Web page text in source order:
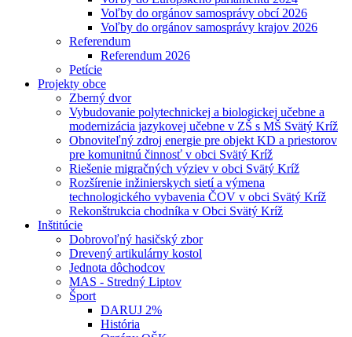
Voľby do orgánov samosprávy obcí 2026
Voľby do orgánov samosprávy krajov 2026
Referendum
Referendum 2026
Petície
Projekty obce
Zberný dvor
Vybudovanie polytechnickej a biologickej učebne a
modernizácia jazykovej učebne v ZŠ s MŠ Svätý Kríž
Obnoviteľný zdroj energie pre objekt KD a priestorov
pre komunitnú činnosť v obci Svätý Kríž
Riešenie migračných výziev v obci Svätý Kríž
Rozšírenie inžinierskych sietí a výmena
technologického vybavenia ČOV v obci Svätý Kríž
Rekonštrukcia chodníka v Obci Svätý Kríž
Inštitúcie
Dobrovoľný hasičský zbor
Drevený artikulárny kostol
Jednota dôchodcov
MAS - Stredný Liptov
Šport
DARUJ 2%
História